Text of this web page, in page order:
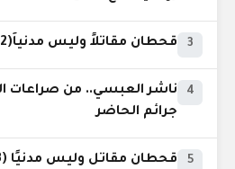
3 قحطان مقاتلاً وليس مدنياً(2-3)
4
ناشر العبسي.. من صراعات
جرائم الحاضر
5 قحطان مقاتل وليس مدنيًا (3-3)